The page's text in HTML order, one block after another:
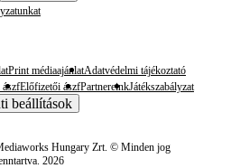
Print médiaajánlatAdatvédelmi tájékoztató
ászfElőfizetői ászfPartnereinkJátékszabályzat
beállítások
Hungary Zrt. © Minden jog
2026